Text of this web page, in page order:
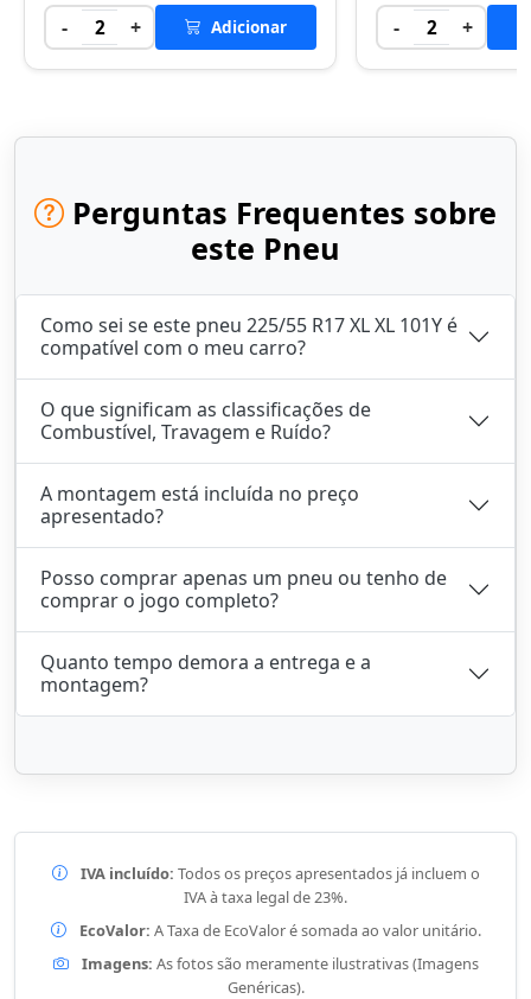
- 2 + Adicionar - 2 +
Perguntas Frequentes sobre
este Pneu
Como sei se este pneu 225/55 R17 XL XL 101Y é
compatível com o meu carro?
O que significam as classificações de
Combustível, Travagem e Ruído?
A montagem está incluída no preço
apresentado?
Posso comprar apenas um pneu ou tenho de
comprar o jogo completo?
Quanto tempo demora a entrega e a
montagem?
IVA incluído: Todos os preços apresentados já incluem o
IVA à taxa legal de 23%.
EcoValor: A Taxa de EcoValor é somada ao valor unitário.
Imagens: As fotos são meramente ilustrativas (Imagens
Genéricas).